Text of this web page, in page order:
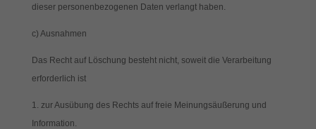
dieser personenbezogenen Daten verlangt haben.
c) Ausnahmen
Das Recht auf Löschung besteht nicht, soweit die Verarbeitung
erforderlich ist
zur Ausübung des Rechts auf freie Meinungsäußerung und
Information.